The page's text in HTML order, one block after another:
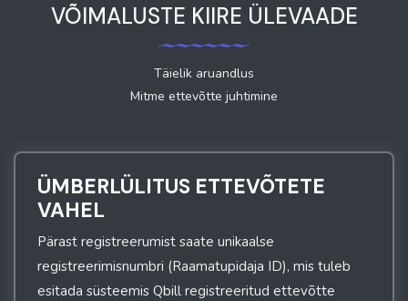
VÕIMALUSTE KIIRE ÜLEVAADE
Täielik aruandlus
Mitme ettevõtte juhtimine
ÜMBERLÜLITUS ETTEVÕTETE
VAHEL
Pärast registreerumist saate unikaalse
registreerimisnumbri (Raamatupidaja ID), mis tuleb
esitada süsteemis Qbill registreeritud ettevõtte